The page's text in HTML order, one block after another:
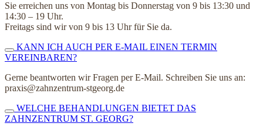
Sie erreichen uns von Montag bis Donnerstag von 9 bis 13:30 und
14:30 – 19 Uhr.
Freitags sind wir von 9 bis 13 Uhr für Sie da.
KANN ICH AUCH PER E-MAIL EINEN TERMIN
VEREINBAREN?
Gerne beantworten wir Fragen per E-Mail. Schreiben Sie uns an:
praxis@zahnzentrum-stgeorg.de
WELCHE BEHANDLUNGEN BIETET DAS
ZAHNZENTRUM ST. GEORG?